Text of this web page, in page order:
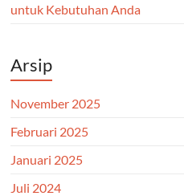
untuk Kebutuhan Anda
Arsip
November 2025
Februari 2025
Januari 2025
Juli 2024